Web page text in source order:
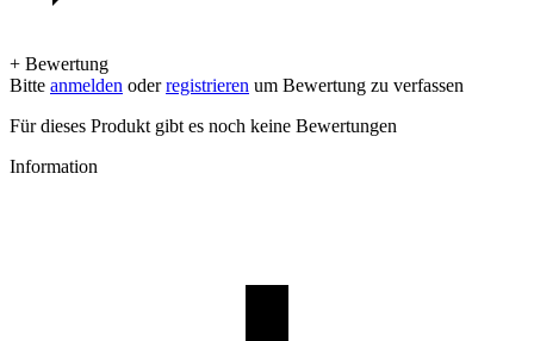
+ Bewertung
Bitte anmelden oderregistrieren um Bewertung zu verfassen
Für dieses Produkt gibt es noch keine Bewertungen
Information